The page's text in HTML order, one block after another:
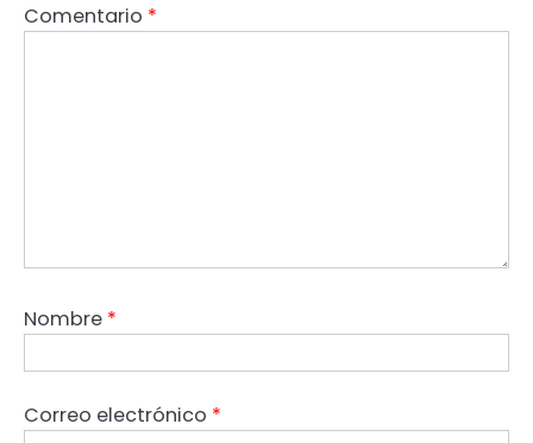
Comentario *
Nombre *
Correo electrónico *